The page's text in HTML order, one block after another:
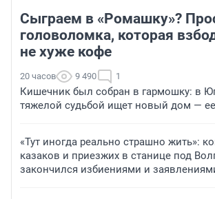
Сыграем в «Ромашку»?
головоломка, которая
не хуже кофе
20 часов 9 490 1
Кишечник был собран в гармошку: в
тяжелой судьбой ищет новый дом —
«Тут иногда реально страшно жить»:
казаков и приезжих в станице под
закончился избиениями и